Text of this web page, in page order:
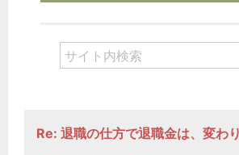
Re: 退職の仕方で退職金は、変わ